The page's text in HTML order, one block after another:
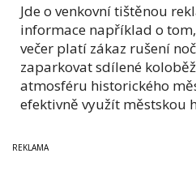
Jde o venkovní tištěnou
informace například o
večer platí zákaz rušení
zaparkovat sdílené
atmosféru historického
efektivně využít městskou